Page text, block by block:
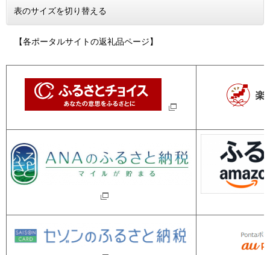
表のサイズを切り替える
【各ポータルサイトの返礼品ページ】